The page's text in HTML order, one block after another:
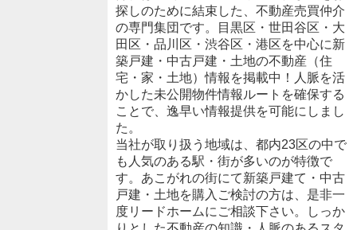
探しのために結束した、不動産売買仲介
の専門集団です。目黒区・世田谷区・大
田区・品川区・渋谷区・港区を中心に新
築戸建・中古戸建・土地の不動産（住
宅・家・土地）情報を掲載中！人脈を活
かした未公開物件情報ルートを確保する
ことで、逸早い情報提供を可能にしまし
た。
当社が取り扱う地域は、都内23区の中で
も人気のある駅・街が多いのが特徴で
す。あこがれの街にて新築戸建て・中古
戸建・土地を購入ご検討の方は、是非一
度リードホームにご相談下さい。しっか